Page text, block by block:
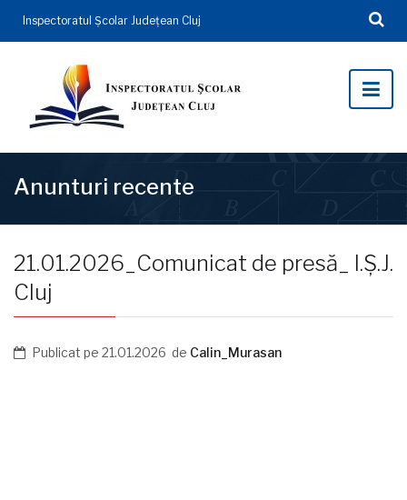
Inspectoratul Şcolar Județean Cluj
Anunturi recente
21.01.2026_Comunicat de presă_ I.Ș.J.
Cluj
Publicat pe 21.01.2026 de Calin_Murasan